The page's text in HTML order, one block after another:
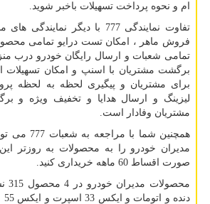
ام و نحوه پرداخت تسهیلات باخبر شوید.
تفاوت نمایندگی 777 با دیگر
فروش ماهر ، امکان تست درایو تمامی
تمامی شعبات و ارسال رایگان خودرو درب
برگشت مشتریان با اسنپ و امکان تسهیلات
برای مشتریان و پیگیری لحظه به لحظه
لیزینگ و ارسال هدایا و تخفیف ویژه و
مشتریان وفادار است.
همچنین شما
مدیران خودرو را به محصولات به روزتر
صورت اقساط 60 ماهه خریداری کنید.
دنده و اتومات و ایکس 33 اسپرت و ایکس 55 برای برند